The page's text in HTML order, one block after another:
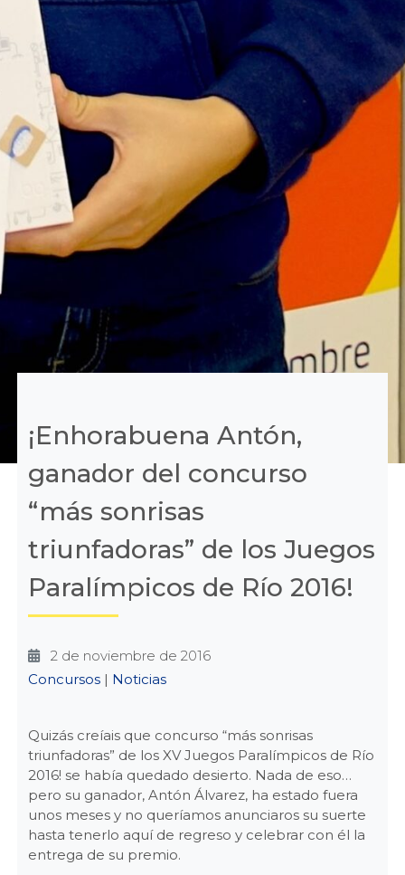
¡Enhorabuena Antón,
ganador del concurso
“más sonrisas
triunfadoras” de los Juegos
Paralímpicos de Río 2016!
2 de noviembre de 2016
Categories
Concursos| Noticias
Quizás creíais que concurso “más sonrisas
triunfadoras” de los XV Juegos Paralímpicos de Río
2016! se había quedado desierto. Nada de eso…
pero su ganador, Antón Álvarez, ha estado fuera
unos meses y no queríamos anunciaros su suerte
hasta tenerlo aquí de regreso y celebrar con él la
entrega de su premio.